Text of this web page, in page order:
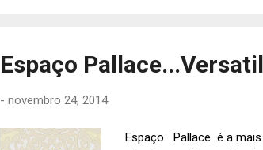
Espaço
- novembro 24, 2014
Espaço Pallace é a mais